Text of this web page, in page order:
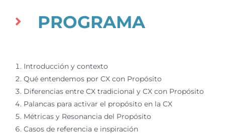
PROGRAMA
Introducción y contexto
Qué entendemos por CX con Propósito
Diferencias entre CX tradicional y CX con Propósito
Palancas para activar el propósito en la CX
Métricas y Resonancia del Propósito
Casos de referencia e inspiración